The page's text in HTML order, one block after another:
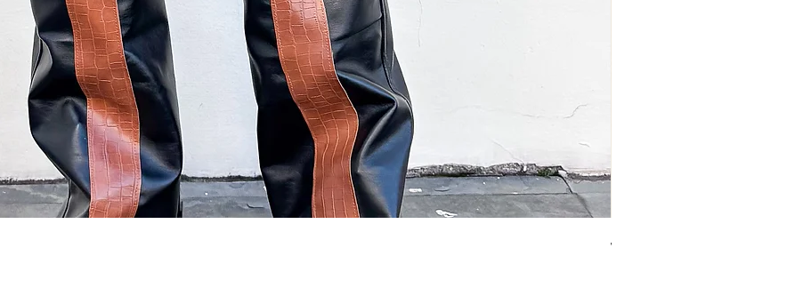
Jaqueta Croco Caramelo